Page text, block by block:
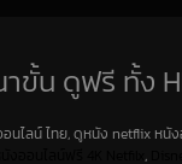
น ดูฟรี ทั้ง
ไลน์ ไทย, ดูหนัง netflix ห
,